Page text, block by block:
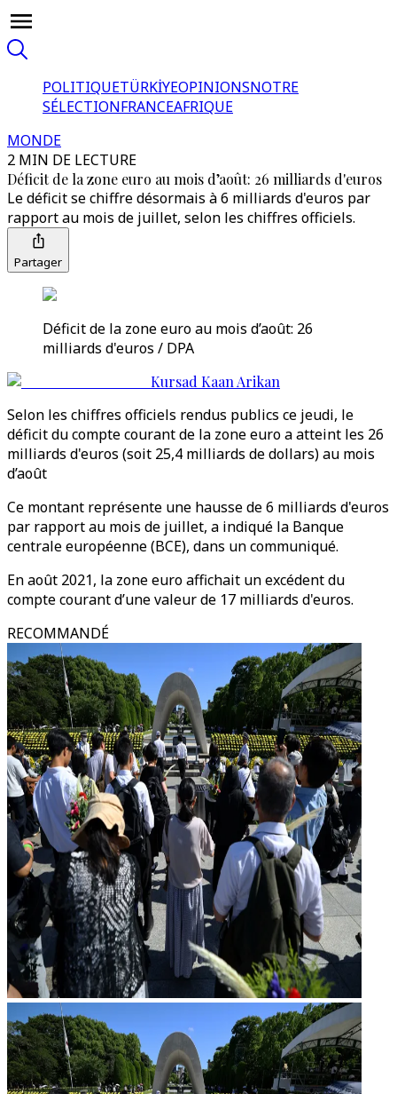
POLITIQUETÜRKİYEOPINIONSNOTRE
SÉLECTIONFRANCEAFRIQUE
MONDE
2 MIN DE LECTURE
Déficit de la zone euro au mois d’août: 26 milliards d'euros
Le déficit se chiffre désormais à 6 milliards d'euros par
rapport au mois de juillet, selon les chiffres officiels.
Partager
Déficit de la zone euro au mois d’août: 26
milliards d'euros / DPA
Kursad Kaan Arikan
Selon les chiffres officiels rendus publics ce jeudi, le
déficit du compte courant de la zone euro a atteint les 26
milliards d'euros (soit 25,4 milliards de dollars) au mois
d’août
Ce montant représente une hausse de 6 milliards d'euros
par rapport au mois de juillet, a indiqué la Banque
centrale européenne (BCE), dans un communiqué.
En août 2021, la zone euro affichait un excédent du
compte courant d’une valeur de 17 milliards d'euros.
RECOMMANDÉ